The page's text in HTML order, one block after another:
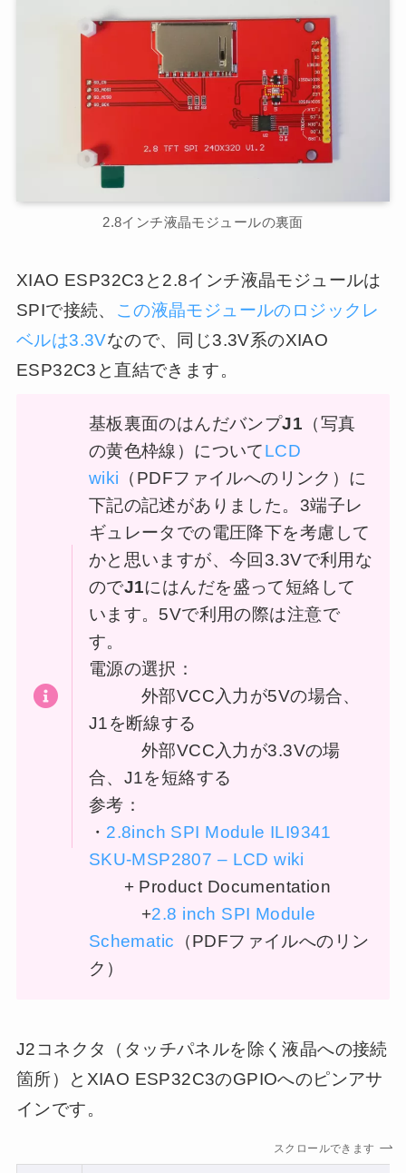
2.8インチ液晶モジュールの裏面
XIAO ESP32C3と2.8インチ液晶モジュールは
SPIで接続、
この液晶モジュールのロジックレ
ベルは3.3Vなので、同じ3.3V系のXIAO
ESP32C3と直結できます。
基板裏面のはんだバンプJ1 （写真
の黄色枠線）についてLCD
wiki （PDFファイルへのリンク）に
下記の記述がありました。3端子レ
ギュレータでの電圧降下を考慮して
かと思いますが、今回3.3Vで利用な
のでJ1にはんだを盛って短絡して
います。5Vで利用の際は注意で
す。
電源の選択：
外部VCC入力が5Vの場合、
J1を断線する
外部VCC入力が3.3Vの場
合、J1を短絡する
参考：
・ 2.8inch SPI Module ILI9341
SKU-MSP2807 – LCD wiki
+ Product Documentation
+2.8 inch SPI Module
Schematic （PDFファイルへのリン
ク）
J2コネクタ（タッチパネルを除く液晶への接続
箇所）とXIAO ESP32C3のGPIOへのピンアサ
インです。
スクロールできます